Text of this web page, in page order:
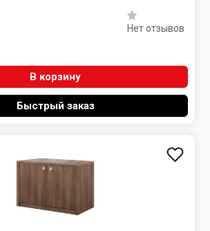
Нет отзывов
В корзину
Быстрый заказ